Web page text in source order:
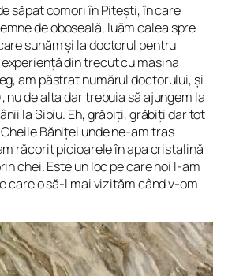
săpat comori în Pitești, în care
de oboseală, luăm calea spre
sunăm și la doctorul pentru
din trecut cu mașina
am păstrat numărul doctorului, și
nu de alta dar trebuia să ajungem la
la Sibiu. Eh, grăbiți, grăbiți dar tot
Băniței unde ne-am tras
răcorit picioarele în apa cristalină
chei. Este un loc pe care noi l-am
care o să-l mai vizităm când v-om